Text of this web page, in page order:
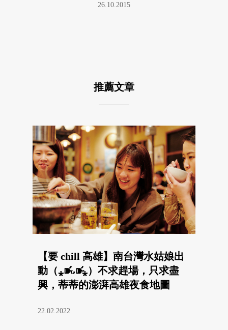
26.10.2015
推薦文章
【要 chill 高雄】南台灣水姑娘出
動（⁎⁍̴̛ᴗ⁍̴̛⁎）不求趕場，只求盡
興，蒂蒂的澎湃高雄夜食地圖
22.02.2022